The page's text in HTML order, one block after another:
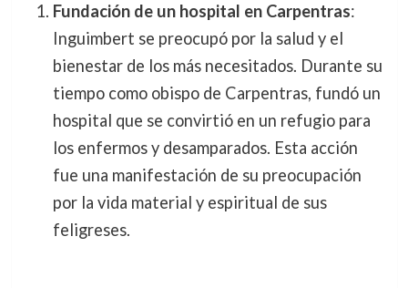
Fundación de un hospital en Carpentras:
Inguimbert se preocupó por la salud y el
bienestar de los más necesitados. Durante su
tiempo como obispo de Carpentras, fundó un
hospital que se convirtió en un refugio para
los enfermos y desamparados. Esta acción
fue una manifestación de su preocupación
por la vida material y espiritual de sus
feligreses.